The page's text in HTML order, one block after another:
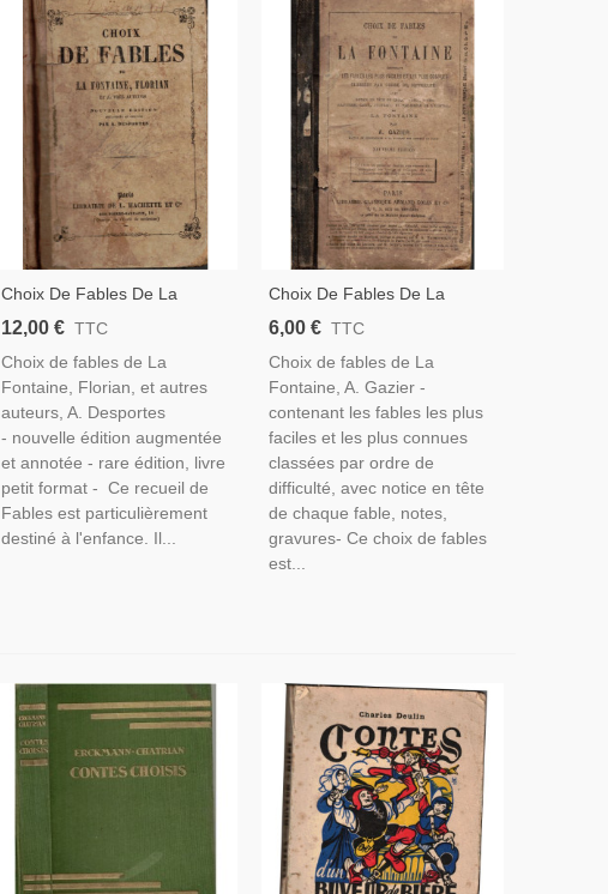
Choix De Fables De La
Fontaine, Florian Et Autres
Littérature XVIIe S.,
Littérature Jeunesse,
12,00 € TTC
Choix de fables de La
Fontaine, Florian, et autres
auteurs, A. Desportes
- nouvelle édition augmentée
et annotée - rare édition, livre
petit format - Ce recueil de
Fables est particulièrement
destiné à l'enfance. Il...
Choix De Fables De La
Fontaine, Gazier, 1890 -,
Littérature Jeunesse,
6,00 € TTC
Choix de fables de La
Fontaine, A. Gazier -
contenant les fables les plus
faciles et les plus connues
classées par ordre de
difficulté, avec notice en tête
de chaque fable, notes,
gravures- Ce choix de fables
est...